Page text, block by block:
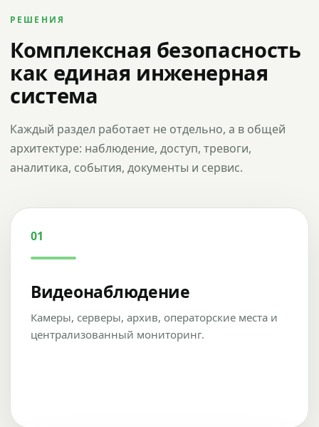
РЕШЕНИЯ
Комплексная безопасность
как единая инженерная
система
Каждый раздел работает не отдельно, а в общей
архитектуре: наблюдение, доступ, тревоги,
аналитика, события, документы и сервис.
01
Видеонаблюдение
Камеры, серверы, архив, операторские места и
централизованный мониторинг.